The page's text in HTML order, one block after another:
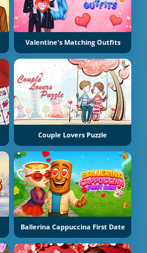
Valentine's Matching Outfits
Couple Lovers Puzzle
Ballerina Cappuccina First Date